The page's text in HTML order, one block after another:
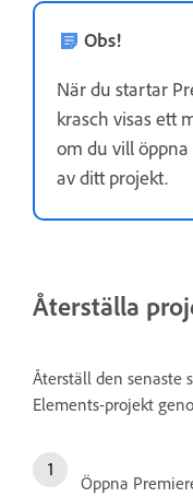
Obs!
När du startar
krasch visas ett
om du vill öppna
av ditt projekt.
Återställa
Återställ den senaste
Elements-projekt
Öppna